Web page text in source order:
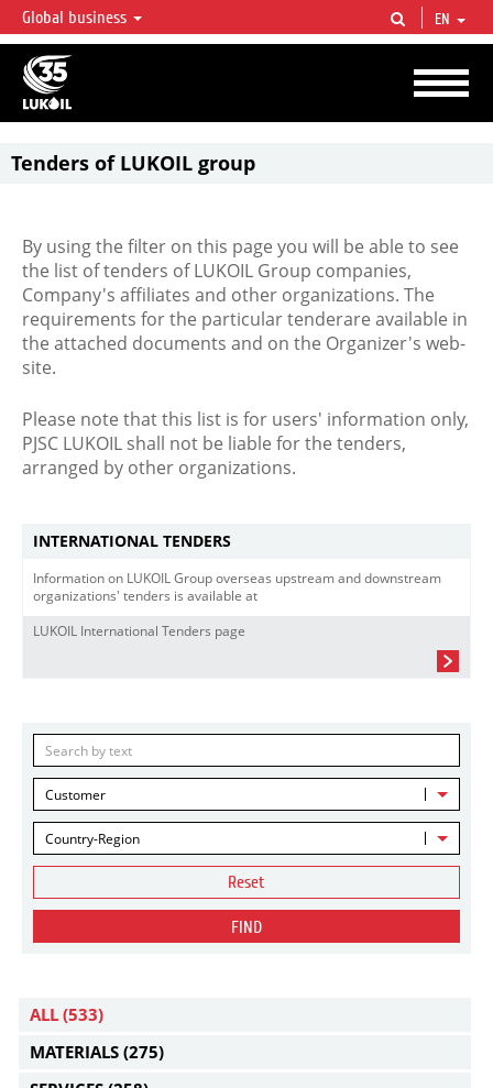
LUKOIL OVERVIEW
LUKOIL is one of the largest oil & gas vertical integrated companies in the world
accounting for over 2% of crude production and circa 1% of proved hydrocarbon
reserves globally.
Global business EN
Tenders of LUKOIL group
By using the filter on this page you will be able to see
the list of tenders of LUKOIL Group companies,
Company's affiliates and other organizations. The
requirements for the particular tenderare available in
the attached documents and on the Organizer's web-
site.
Please note that this list is for users' information only,
PJSC LUKOIL shall not be liable for the tenders,
arranged by other organizations.
INTERNATIONAL TENDERS
Information on LUKOIL Group overseas upstream and downstream
organizations' tenders is available at
LUKOIL International Tenders page
Customer
Country-Region
Reset
FIND
ALL (533)
MATERIALS (275)